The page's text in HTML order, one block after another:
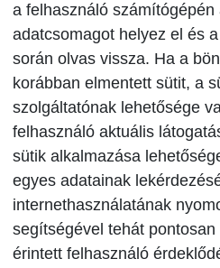
a felhasználó számítógépén
adatcsomagot helyez el és
során olvas vissza. Ha a
korábban elmentett sütit, a
szolgáltatónak lehetősége
felhasználó aktuális
sütik alkalmazása
egyes adatainak
internethasználatának
segítségével tehát
érintett felhasználó